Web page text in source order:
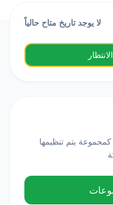
لا يوجد تاريخ متاح حالياً
يتم تنظيمها